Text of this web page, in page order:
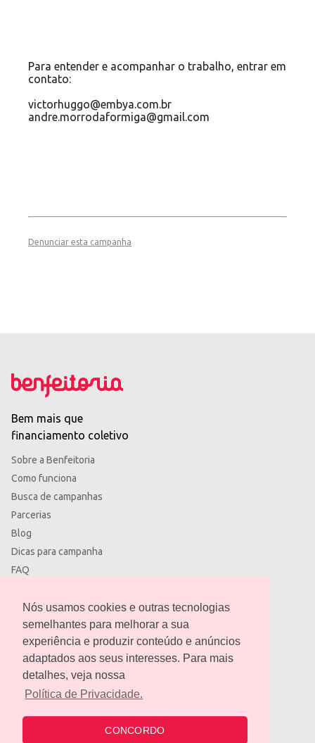
Nós usamos cookies e outras tecnologias
semelhantes para melhorar a sua
experiência e produzir conteúdo e anúncios
adaptados aos seus interesses. Para mais
detalhes, veja nossa
Política de Privacidade.
CONCORDO
Para entender e acompanhar o trabalho, entrar em
contato:
victorhuggo@embya.com.br
andre.morrodaformiga@gmail.com
Denunciar esta campanha
Bem mais que
financiamento coletivo
Sobre a Benfeitoria
Como funciona
Busca de campanhas
Parcerias
Blog
Dicas para campanha
FAQ
Política de privacidade
contato@benfeitoria.com